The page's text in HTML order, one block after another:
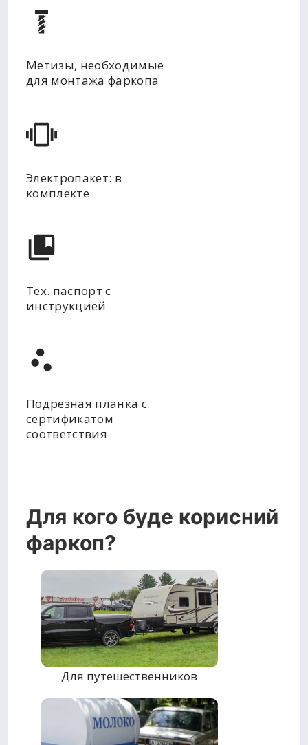
Метизы, необходимые
для монтажа фаркопа
Электропакет: в
комплекте
Тех. паспорт с
инструкцией
Подрезная планка с
сертификатом
соответствия
Для кого буде корисний
фаркоп?
Для путешественников